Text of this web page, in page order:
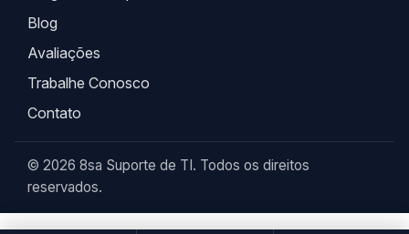
Blog
Avaliações
Trabalhe Conosco
Contato
© 2026 8sa Suporte de TI. Todos os direitos
reservados.